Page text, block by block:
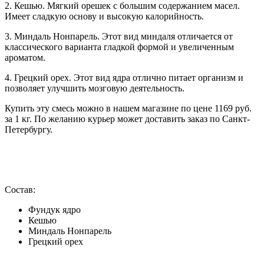
2. Кешью. Мягкий орешек с большим содержанием масел.
Имеет сладкую основу и высокую калорийность.
3. Миндаль Нонпарель. Этот вид миндаля отличается от
классического варианта гладкой формой и увеличенным
ароматом.
4. Грецкий орех. Этот вид ядра отлично питает организм и
позволяет улучшить мозговую деятельность.
Купить эту смесь можно в нашем магазине по цене 1169 руб.
за 1 кг. По желанию курьер может доставить заказ по Санкт-
Петербургу.
Состав:
Фундук ядро
Кешью
Миндаль Нонпарель
Грецкий орех